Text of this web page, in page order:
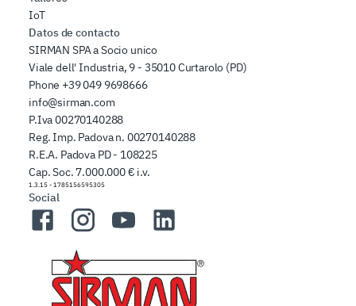
IoT
Datos de contacto
SIRMAN SPA a Socio unico
Viale dell' Industria, 9 - 35010 Curtarolo (PD)
Phone +39 049 9698666
info@sirman.com
P.Iva 00270140288
Reg. Imp. Padova n. 00270140288
R.E.A. Padova PD - 108225
Cap. Soc. 7.000.000 € i.v.
1.3.15 - 1785156595305
Social
FacebookInstagramYouTubeLinkedIn